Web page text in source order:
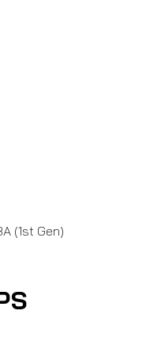
(1st Gen)